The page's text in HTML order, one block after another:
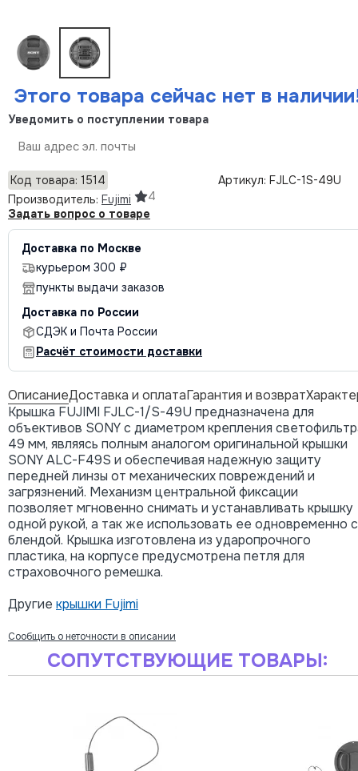
Этого товара сейчас нет в
Уведомить о поступлении товара
Код товара: 1514
Артикул: FJLC-1S-49U
Производитель: Fujimi
4
Задать вопрос о товаре
Доставка по Москве
курьером 300 ₽
пункты выдачи заказов
Доставка по России
СДЭК и Почта России
Расчёт стоимости доставки
ОписаниеДоставка и оплатаГарантия и возврат
Крышка FUJIMI FJLC-1/S-49U предназначена для
объективов SONY с диаметром крепления
49 мм, являясь полным аналогом оригинальной крышки
SONY ALC-F49S и обеспечивая надежную защиту
передней линзы от механических повреждений и
загрязнений. Механизм центральной фиксации
позволяет мгновенно снимать и устанавливать крышку
одной рукой, а так же использовать ее одновременно с
блендой. Крышка изготовлена из ударопрочного
пластика, на корпусе предусмотрена петля для
страховочного ремешка.
Другие крышки Fujimi
Сообщить о неточности в описании
СОПУТСТВУЮЩИЕ ТОВАРЫ: